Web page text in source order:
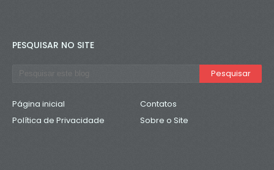
PESQUISAR NO SITE
Página inicial
Contatos
Política de Privacidade
Sobre o Site